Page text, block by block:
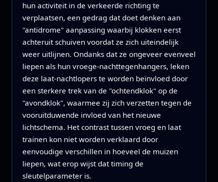
hun activiteit in de verkeerde richting te
verplaatsen, een gedrag dat doet denken aan
"antidrome" aanpassing waarbij klokken eerst
achteruit schuiven voordat ze zich uiteindelijk
weer uitlijnen. Ondanks dat ze ongeveer evenveel
liepen als hun vroege-nachttegenhangers, leken
deze laat-nachtlopers te worden beïnvloed door
een sterkere trek van de "ochtendklok" op de
"avondklok", waarmee zij zich verzetten tegen de
vooruitduwende invloed van het nieuwe
lichtschema. Het contrast tussen vroeg en laat
trainen kon niet worden verklaard door
eenvoudige verschillen in hoeveel de muizen
liepen, wat erop wijst dat timing de
sleutelparameter is.